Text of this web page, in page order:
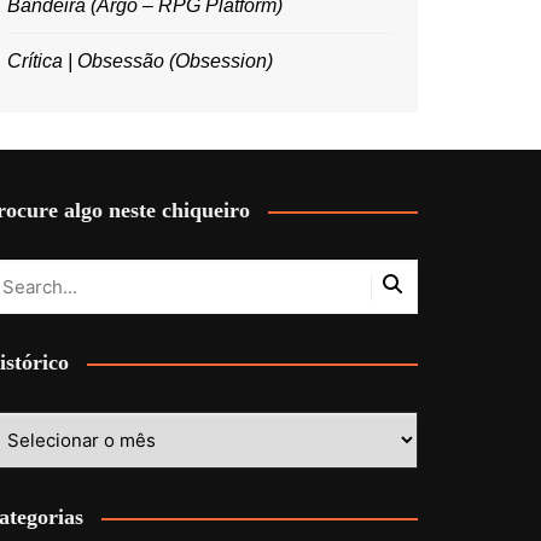
Bandeira (Argo – RPG Platform)
Crítica | Obsessão (Obsession)
algo neste chiqueiro